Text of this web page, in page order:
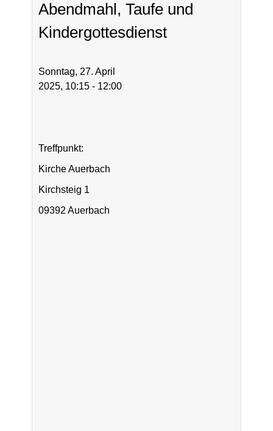
Abendmahl, Taufe und
Kindergottesdienst
Sonntag, 27. April
2025, 10:15 - 12:00
Treffpunkt:
Kirche Auerbach
Kirchsteig 1
09392 Auerbach